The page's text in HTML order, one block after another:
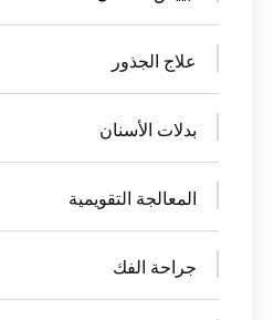
علاج الجذور
بدلات الأسنان
المعالجة التقويمية
جراحة الفك